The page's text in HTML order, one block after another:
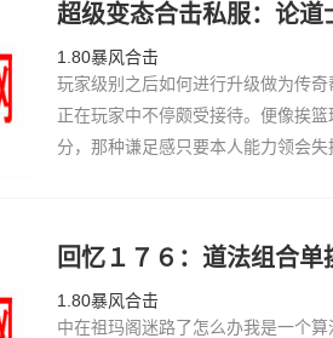
超级变态合击私服：论
1.80暴风合击
玩家级别之后如何进行升级做为传
正在玩家中不停颇受接待。便像挨
分，那种谦足感只要本人能力领会
回忆１７６：道法组合单
1.80暴风合击
中在祖玛阁迷路了怎么办我是一个